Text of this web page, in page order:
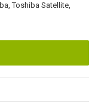
Toshiba Satellite,